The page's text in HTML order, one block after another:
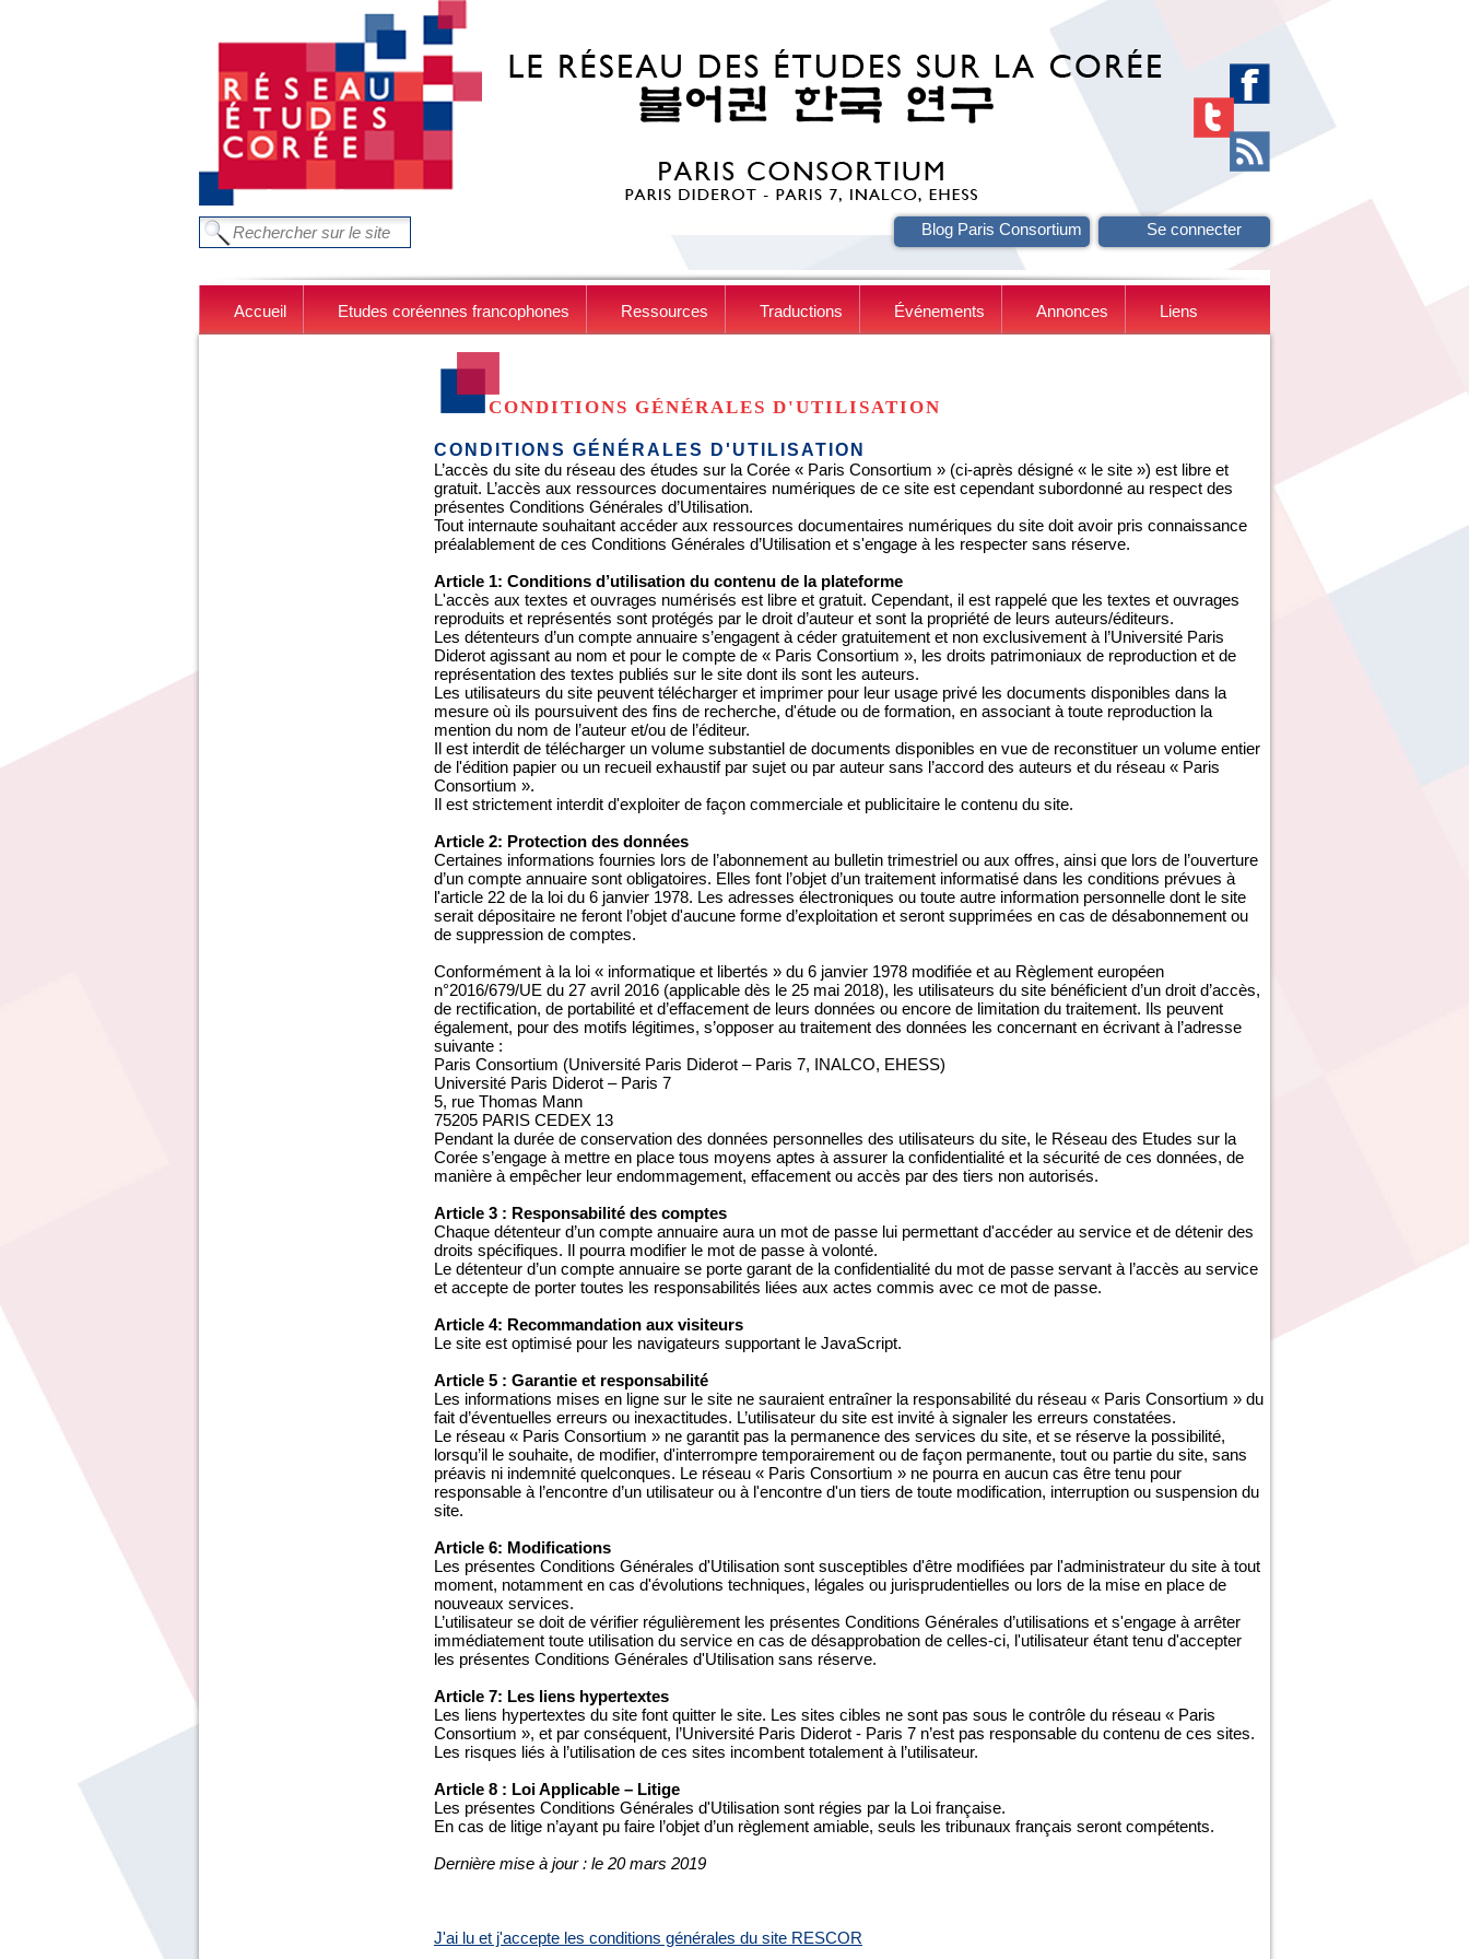
FORMULAIRE DE RECHERCHE
Chercher dans ce site Blog Paris Consortium Se connecter
Accueil Etudes coréennes francophones Ressources Traductions Événements Annonces Liens
CONDITIONS GÉNÉRALES D'UTILISATION
CONDITIONS GÉNÉRALES D'UTILISATION
L’accès du site du réseau des études sur la Corée « Paris Consortium » (ci-après désigné « le site ») est libre et
gratuit. L’accès aux ressources documentaires numériques de ce site est cependant subordonné au respect des
présentes Conditions Générales d’Utilisation.
Tout internaute souhaitant accéder aux ressources documentaires numériques du site doit avoir pris connaissance
préalablement de ces Conditions Générales d’Utilisation et s'engage à les respecter sans réserve.
Article 1: Conditions d’utilisation du contenu de la plateforme
L'accès aux textes et ouvrages numérisés est libre et gratuit. Cependant, il est rappelé que les textes et ouvrages
reproduits et représentés sont protégés par le droit d’auteur et sont la propriété de leurs auteurs/éditeurs.
Les détenteurs d’un compte annuaire s’engagent à céder gratuitement et non exclusivement à l’Université Paris
Diderot agissant au nom et pour le compte de « Paris Consortium », les droits patrimoniaux de reproduction et de
représentation des textes publiés sur le site dont ils sont les auteurs.
Les utilisateurs du site peuvent télécharger et imprimer pour leur usage privé les documents disponibles dans la
mesure où ils poursuivent des fins de recherche, d'étude ou de formation, en associant à toute reproduction la
mention du nom de l’auteur et/ou de l’éditeur.
Il est interdit de télécharger un volume substantiel de documents disponibles en vue de reconstituer un volume entier
de l'édition papier ou un recueil exhaustif par sujet ou par auteur sans l’accord des auteurs et du réseau « Paris
Consortium ».
Il est strictement interdit d'exploiter de façon commerciale et publicitaire le contenu du site.
Article 2: Protection des données
Certaines informations fournies lors de l’abonnement au bulletin trimestriel ou aux offres, ainsi que lors de l’ouverture
d’un compte annuaire sont obligatoires. Elles font l’objet d’un traitement informatisé dans les conditions prévues à
l'article 22 de la loi du 6 janvier 1978. Les adresses électroniques ou toute autre information personnelle dont le site
serait dépositaire ne feront l’objet d'aucune forme d’exploitation et seront supprimées en cas de désabonnement ou
de suppression de comptes.
Conformément à la loi « informatique et libertés » du 6 janvier 1978 modifiée et au Règlement européen
n°2016/679/UE du 27 avril 2016 (applicable dès le 25 mai 2018), les utilisateurs du site bénéficient d’un droit d’accès,
de rectification, de portabilité et d’effacement de leurs données ou encore de limitation du traitement. Ils peuvent
également, pour des motifs légitimes, s’opposer au traitement des données les concernant en écrivant à l’adresse
suivante :
Paris Consortium (Université Paris Diderot – Paris 7, INALCO, EHESS)
Université Paris Diderot – Paris 7
5, rue Thomas Mann
75205 PARIS CEDEX 13
Pendant la durée de conservation des données personnelles des utilisateurs du site, le Réseau des Etudes sur la
Corée s’engage à mettre en place tous moyens aptes à assurer la confidentialité et la sécurité de ces données, de
manière à empêcher leur endommagement, effacement ou accès par des tiers non autorisés.
Article 3 : Responsabilité des comptes
Chaque détenteur d’un compte annuaire aura un mot de passe lui permettant d'accéder au service et de détenir des
droits spécifiques. Il pourra modifier le mot de passe à volonté.
Le détenteur d’un compte annuaire se porte garant de la confidentialité du mot de passe servant à l’accès au service
et accepte de porter toutes les responsabilités liées aux actes commis avec ce mot de passe.
Article 4: Recommandation aux visiteurs
Le site est optimisé pour les navigateurs supportant le JavaScript.
Article 5 : Garantie et responsabilité
Les informations mises en ligne sur le site ne sauraient entraîner la responsabilité du réseau « Paris Consortium » du
fait d’éventuelles erreurs ou inexactitudes. L’utilisateur du site est invité à signaler les erreurs constatées.
Le réseau « Paris Consortium » ne garantit pas la permanence des services du site, et se réserve la possibilité,
lorsqu’il le souhaite, de modifier, d'interrompre temporairement ou de façon permanente, tout ou partie du site, sans
préavis ni indemnité quelconques. Le réseau « Paris Consortium » ne pourra en aucun cas être tenu pour
responsable à l’encontre d’un utilisateur ou à l'encontre d'un tiers de toute modification, interruption ou suspension du
site.
Article 6: Modifications
Les présentes Conditions Générales d'Utilisation sont susceptibles d'être modifiées par l'administrateur du site à tout
moment, notamment en cas d'évolutions techniques, légales ou jurisprudentielles ou lors de la mise en place de
nouveaux services.
L’utilisateur se doit de vérifier régulièrement les présentes Conditions Générales d’utilisations et s'engage à arrêter
immédiatement toute utilisation du service en cas de désapprobation de celles-ci, l'utilisateur étant tenu d'accepter
les présentes Conditions Générales d'Utilisation sans réserve.
Article 7: Les liens hypertextes
Les liens hypertextes du site font quitter le site. Les sites cibles ne sont pas sous le contrôle du réseau « Paris
Consortium », et par conséquent, l’Université Paris Diderot - Paris 7 n’est pas responsable du contenu de ces sites.
Les risques liés à l’utilisation de ces sites incombent totalement à l’utilisateur.
Article 8 : Loi Applicable – Litige
Les présentes Conditions Générales d'Utilisation sont régies par la Loi française.
En cas de litige n’ayant pu faire l’objet d’un règlement amiable, seuls les tribunaux français seront compétents.
Dernière mise à jour : le 20 mars 2019
J'ai lu et j'accepte les conditions générales du site RESCOR